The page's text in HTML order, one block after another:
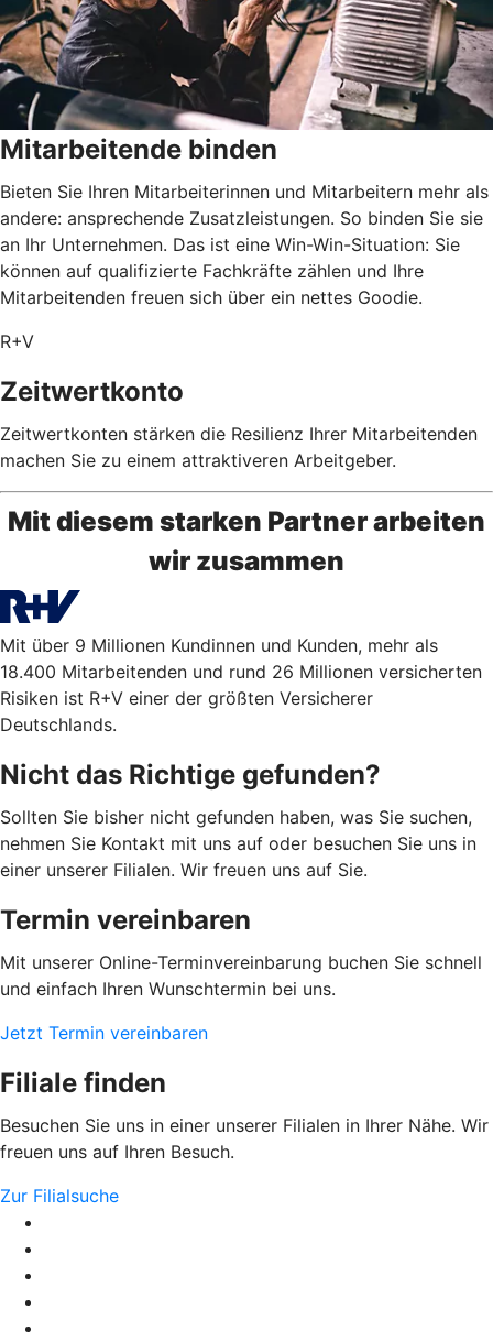
Mitarbeitende binden
Bieten Sie Ihren Mitarbeiterinnen und Mitarbeitern mehr als
andere: ansprechende Zusatzleistungen. So binden Sie sie
an Ihr Unternehmen. Das ist eine Win-Win-Situation: Sie
können auf qualifizierte Fachkräfte zählen und Ihre
Mitarbeitenden freuen sich über ein nettes Goodie.
R+V
Zeitwertkonto
Zeitwertkonten stärken die Resilienz Ihrer Mitarbeitenden
machen Sie zu einem attraktiveren Arbeitgeber.
Mit diesem starken Partner arbeiten
wir zusammen
Mit über 9 Millionen Kundinnen und Kunden, mehr als
18.400 Mitarbeitenden und rund 26 Millionen versicherten
Risiken ist R+V einer der größten Versicherer
Deutschlands.
Nicht das Richtige gefunden?
Sollten Sie bisher nicht gefunden haben, was Sie suchen,
nehmen Sie Kontakt mit uns auf oder besuchen Sie uns in
einer unserer Filialen. Wir freuen uns auf Sie.
Termin vereinbaren
Mit unserer Online-Terminvereinbarung buchen Sie schnell
und einfach Ihren Wunschtermin bei uns.
Jetzt Termin vereinbaren
Filiale finden
Besuchen Sie uns in einer unserer Filialen in Ihrer Nähe. Wir
freuen uns auf Ihren Besuch.
Zur Filialsuche